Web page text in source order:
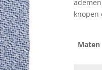
knopen
Maten